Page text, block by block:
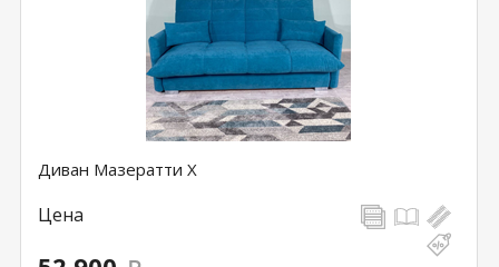
Диван Мазератти Х
Цена